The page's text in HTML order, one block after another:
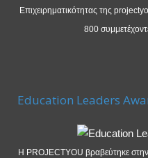
Επιχειρηματικότητας της
800
Education Leaders
Η PROJECTYOU βραβεύτηκε